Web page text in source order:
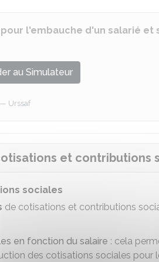
l'embauche d'un salarié et
au Simulateur
Urssaf
et contributions
sociales
de cotisations et contributions
en fonction du salaire : cela
des cotisations sociales pour